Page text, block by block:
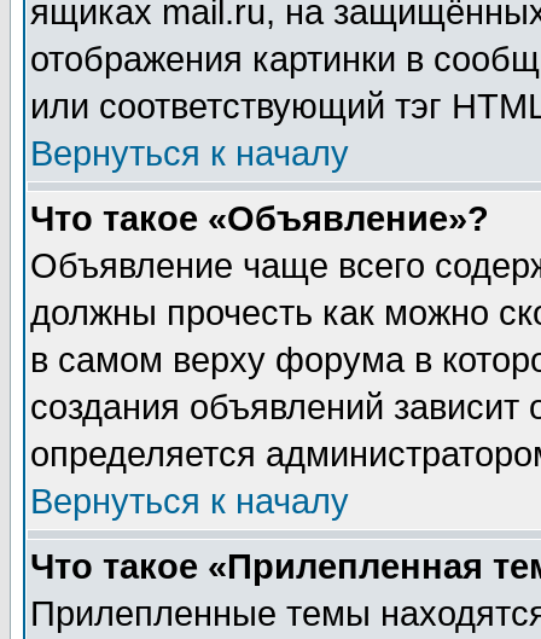
ящиках mail.ru, на
отображения картинки в
или соответствующий тэг
Вернуться к началу
Что такое «Объявление»?
Объявление чаще всего
должны прочесть как можно
в самом верху форума в
создания объявлений зависит
определяется
Вернуться к началу
Что такое «Прилепленная
Прилепленные темы